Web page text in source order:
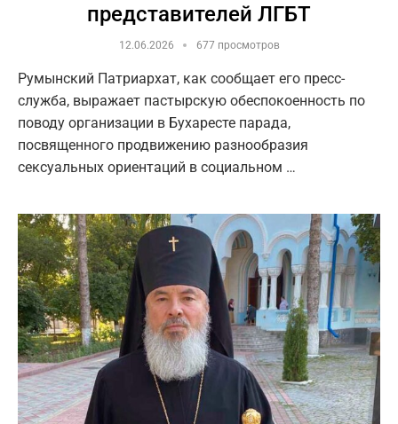
представителей ЛГБТ
12.06.2026 677 просмотров
Румынский Патриархат, как сообщает его пресс-
служба, выражает пастырскую обеспокоенность по
поводу организации в Бухаресте парада,
посвященного продвижению разнообразия
сексуальных ориентаций в социальном …